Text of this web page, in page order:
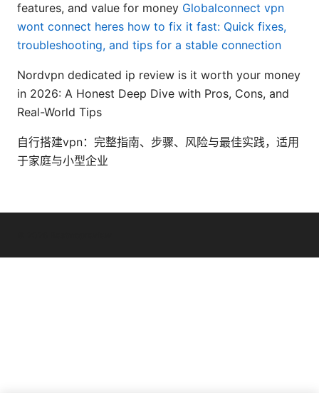
features, and value for money Globalconnect vpn
wont connect heres how to fix it fast: Quick fixes,
troubleshooting, and tips for a stable connection
Nordvpn dedicated ip review is it worth your money
in 2026: A Honest Deep Dive with Pros, Cons, and
Real-World Tips
自行搭建vpn：完整指南、步骤、风险与最佳实践，适用
于家庭与小型企业